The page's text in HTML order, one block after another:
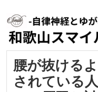
腰が抜ける
されている